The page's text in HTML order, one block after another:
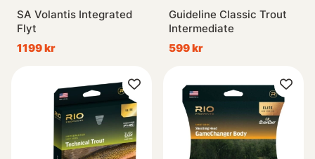
SA Volantis Integrated
Flyt
1199 kr
Guideline Classic Trout
Intermediate
599 kr